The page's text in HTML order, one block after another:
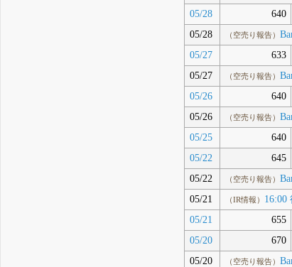
05/28 640
05/28
（空売り報告）
05/27
633
05/27
（空売り報告）
05/26
640
05/26
（空売り報告）
05/25
640
05/22
645
05/22
（空売り報告）
05/21
（IR情報） 16:00
05/21
655
05/20
670
05/20
（空売り報告）